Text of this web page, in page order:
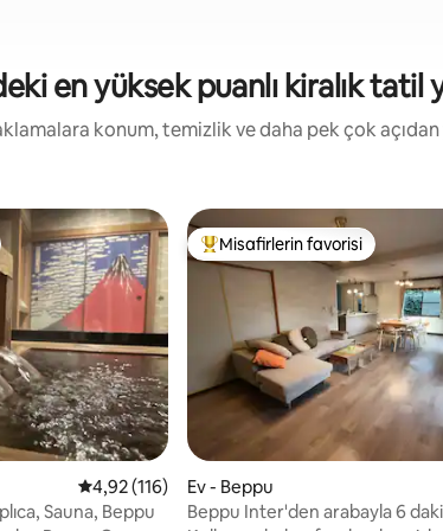
en yüksek puanlı kiralık tatil
konum, temizlik ve daha pek çok
değerlendirme
5 üzerinden ortalama 4,92 puan, 116
4,92 (116)
Sauna, Beppu
Misafirlerin favorilerinden en
Misafirlerin favorisi
Ev - Beppu
Beppu Inter'den arabayla 6